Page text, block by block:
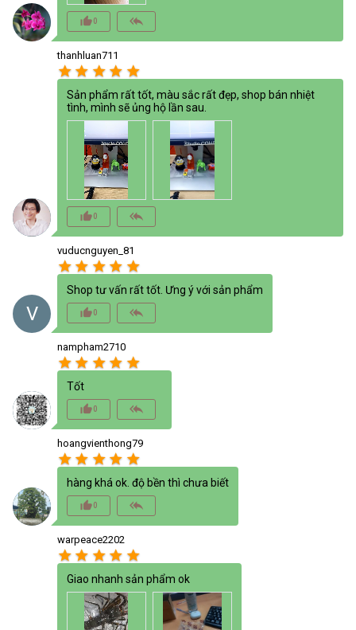
thumb_up_alt0 reply_all
thanhluan711
star star star star star
Sản phẩm rất tốt, màu sắc rất đẹp, shop bán nhiệt
tình, mình sẽ ủng hộ lần sau.
thumb_up_alt0 reply_all
V
vuducnguyen_81
star star star star star
Shop tư vấn rất tốt. Ưng ý với sản phẩm
thumb_up_alt0 reply_all
nampham2710
star star star star star
Tốt
thumb_up_alt0 reply_all
hoangvienthong79
star star star star star
hàng khá ok. độ bền thì chưa biết
thumb_up_alt0 reply_all
warpeace2202
star star star star star
Giao nhanh sản phẩm ok